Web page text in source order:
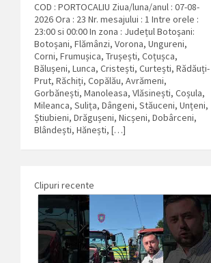
COD : PORTOCALIU Ziua/luna/anul : 07-08-
2026 Ora : 23 Nr. mesajului : 1 Intre orele :
23:00 si 00:00 In zona : Județul Botoşani:
Botoșani, Flămânzi, Vorona, Ungureni,
Corni, Frumușica, Trușești, Coțușca,
Bălușeni, Lunca, Cristești, Curtești, Rădăuți-
Prut, Răchiți, Copălău, Avrămeni,
Gorbănești, Manoleasa, Vlăsinești, Coșula,
Mileanca, Sulița, Dângeni, Stăuceni, Unțeni,
Știubieni, Drăgușeni, Nicșeni, Dobârceni,
Blândești, Hănești, […]
Clipuri recente